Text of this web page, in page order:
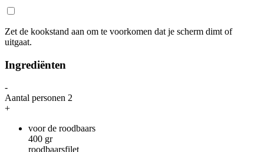
Zet de kookstand aan om te voorkomen dat je scherm dimt of
uitgaat.
Ingrediënten
-
Aantal personen 2
+
voor de roodbaars
400 gr
roodbaarsfilet